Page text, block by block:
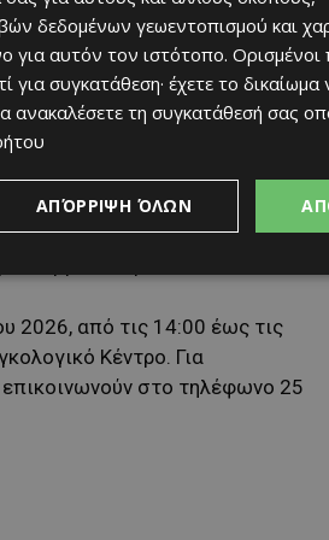
τη στήριξη αθλητικών σωματείων
ολόκληρη τη Λεμεσό.
με μεγάλο έπαθλο ένα ταξίδι για
Σαββατοκύριακο.
2026, από τις 14:00 έως τις
Κέντρο. Για
στο τηλέφωνο 25
δεδομένων γεωεντοπισμού και
για αυτόν τον ιστότοπο. Ορισμένοι
συγκατάθεση· έχετε το δικαίωμα
ανακαλέσετε τη συγκατάθεσή σας
ΑΠΌΡΡΙΨΗ ΌΛΩΝ